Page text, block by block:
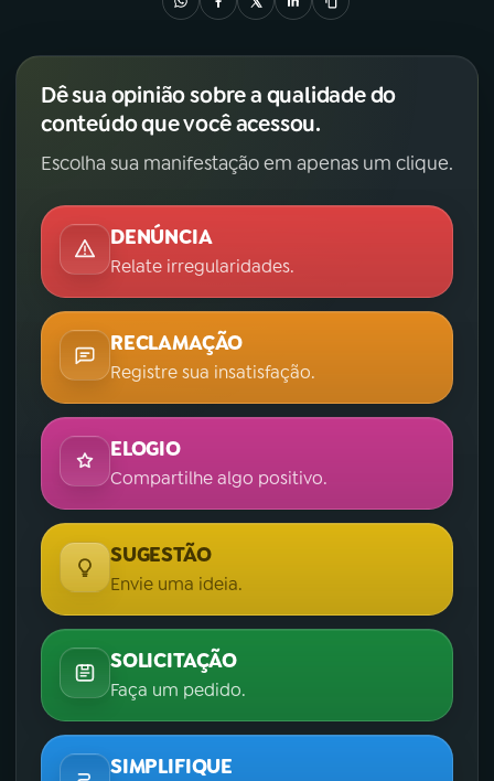
Dê sua opinião sobre a qualidade do
conteúdo que você acessou.
Escolha sua manifestação em apenas um clique.
DENÚNCIA
Relate irregularidades.
RECLAMAÇÃO
Registre sua insatisfação.
ELOGIO
Compartilhe algo positivo.
SUGESTÃO
Envie uma ideia.
SOLICITAÇÃO
Faça um pedido.
SIMPLIFIQUE